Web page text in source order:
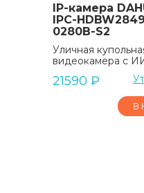
IP-камера
IPC-
0280B-S2
Уличная
видеокамера с
21590 ₽
В